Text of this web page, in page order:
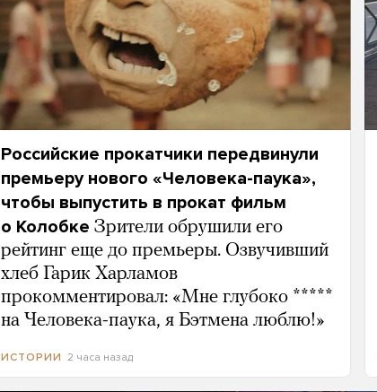
Российские прокатчики передвинули
премьеру нового «Человека-паука»,
чтобы выпустить в прокат фильм
о Колобке Зрители обрушили его
рейтинг еще до премьеры. Озвучивший
хлеб Гарик Харламов
прокомментировал: «Мне глубоко *****
на Человека-паука, я Бэтмена люблю!»
ИСТОРИИ 2 часа назад